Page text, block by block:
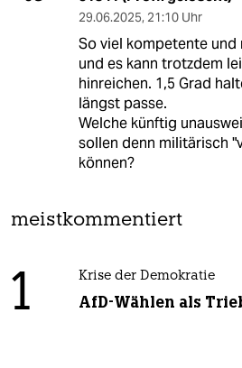
29.06.2025, 21:10 Uhr
So viel kompetente
und es kann trotzdem
hinreichen. 1,5 Grad
längst passe.
Welche künftig
sollen denn militärisch
können?
meistkommentiert
1 Krise der Demokratie
AfD-Wählen als